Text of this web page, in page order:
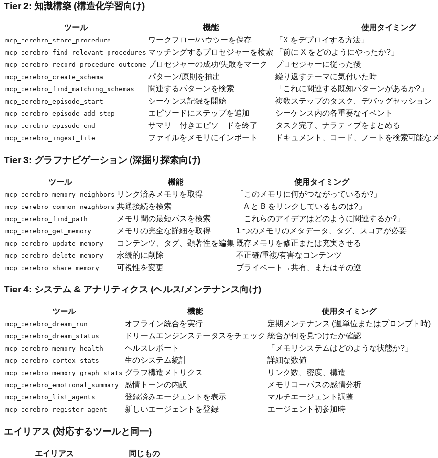
Tier 2: 知識構築 (構造化学習向け)
ツール 機能 使用タイミング
mcp_cerebro_store_procedure ワークフロー/ハウツーを保存 「X をデプロイする方法」
mcp_cerebro_find_relevant_procedures マッチングするプロセジャーを検索 「前に X をどのようにやったか?」
mcp_cerebro_record_procedure_outcome プロセジャーの成功/失敗をマーク プロセジャーに従った後
mcp_cerebro_create_schema パターン/原則を抽出 繰り返すテーマに気付いた時
mcp_cerebro_find_matching_schemas 関連するパターンを検索 「これに関連する既知パターンがあるか?」
mcp_cerebro_episode_start シーケンス記録を開始 複数ステップのタスク、デバッグセッション
mcp_cerebro_episode_add_step エピソードにステップを追加 シーケンス内の各重要なイベント
mcp_cerebro_episode_end サマリー付きエピソードを終了 タスク完了、ナラティブをまとめる
mcp_cerebro_ingest_file ファイルをメモリにインポート ドキュメント、コード、ノートを検索可能な
Tier 3: グラフナビゲーション (深掘り探索向け)
ツール 機能 使用タイミング
mcp_cerebro_memory_neighbors リンク済みメモリを取得 「このメモリに何がつながっているか?」
mcp_cerebro_common_neighbors 共通接続を検索 「A と B をリンクしているものは?」
mcp_cerebro_find_path メモリ間の最短パスを検索 「これらのアイデアはどのように関連するか?」
mcp_cerebro_get_memory メモリの完全な詳細を取得 1 つのメモリのメタデータ、タグ、スコアが必要
mcp_cerebro_update_memory コンテンツ、タグ、顕著性を編集 既存メモリを修正または充実させる
mcp_cerebro_delete_memory 永続的に削除 不正確/重複/有害なコンテンツ
mcp_cerebro_share_memory 可視性を変更 プライベート→共有、またはその逆
Tier 4: システム & アナリティクス (ヘルス/メンテナンス向け)
ツール 機能 使用タイミング
mcp_cerebro_dream_run オフライン統合を実行 定期メンテナンス (週単位またはプロンプト時)
mcp_cerebro_dream_status ドリームエンジンステータスをチェック 統合が何を見つけたか確認
mcp_cerebro_memory_health ヘルスレポート 「メモリシステムはどのような状態か?」
mcp_cerebro_cortex_stats 生のシステム統計 詳細な数値
mcp_cerebro_memory_graph_stats グラフ構造メトリクス リンク数、密度、構造
mcp_cerebro_emotional_summary 感情トーンの内訳 メモリコーパスの感情分析
mcp_cerebro_list_agents 登録済みエージェントを表示 マルチエージェント調整
mcp_cerebro_register_agent 新しいエージェントを登録 エージェント初参加時
エイリアス (対応するツールと同一)
エイリアス 同じもの